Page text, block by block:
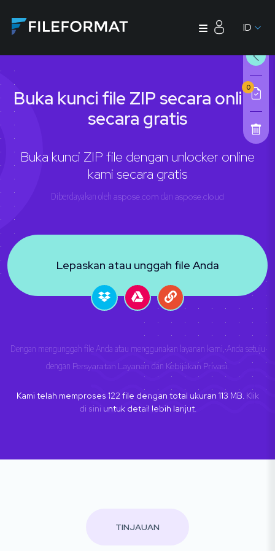
ID
0
Buka kunci file ZIP secara online
secara gratis
Buka kunci ZIP file dengan unlocker online
kami secara gratis
Diberdayakan oleh aspose.com dan aspose.cloud
Lepaskan atau unggah file Anda
Dengan mengunggah file Anda atau menggunakan layanan kami, Anda setuju
dengan Persyaratan Layanan dan Kebijakan Privasi
Kami telah memproses 122file dengan total ukuran 113 MB. Klik
di sini untuk detail lebih lanjut.
TINJAUAN